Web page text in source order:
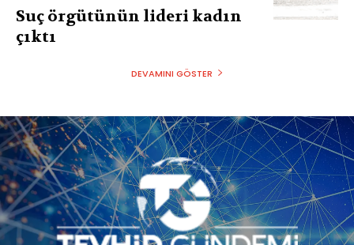
Suç örgütünün lideri kadın
çıktı
DEVAMINI GÖSTER